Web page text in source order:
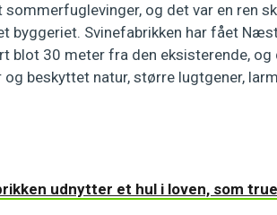
og det var en ren
byggeriet. Svinefabrikken har fået
blot 30 meter fra den eksisterende, og
beskyttet natur, større lugtgener,
udnytter et hul i loven, som